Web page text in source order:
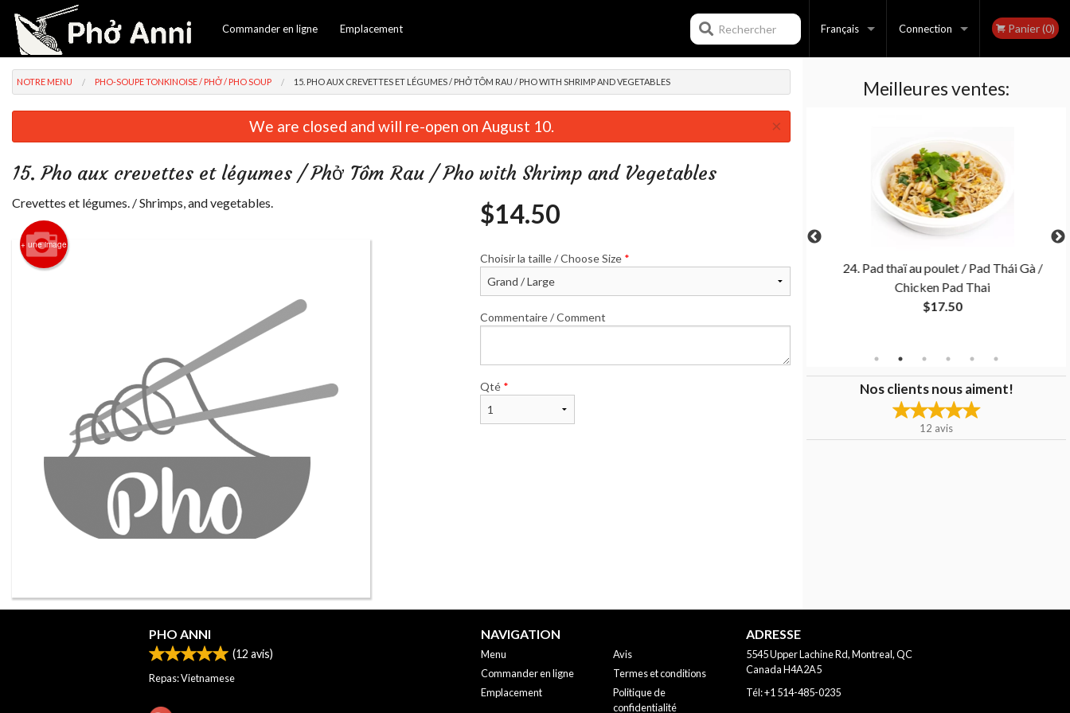
Commander en ligne Emplacement Français Connection
Inscription
Panier (0)
Rechercher
Meilleures ventes:
1. Rouleau impérial / Cha Gio / Imperial Roll
10. Pho Anni
24. Pad thaï au poulet / Pad Thái Gà /
Chicken Pad Thai
$17.50
Nos clients nous aiment!
12 avis
NOTRE MENU PHO-SOUPE TONKINOISE / PHỞ / PHO SOUP 15. PHO AUX CREVETTES ET LÉGUMES / PHỞ TÔM RAU / PHO WITH SHRIMP AND VEGETABLES
We are closed and will re-open on August 10. ×
15. Pho aux crevettes et légumes / Phở Tôm Rau / Pho with Shrimp and Vegetables
Crevettes et légumes. / Shrimps, and vegetables.
+ une image
$14.50
Choisir la taille / Choose Size *
Commentaire / Comment
Qté *
PHO ANNI
(12 avis)
Repas: Vietnamese
NAVIGATION
Menu
Commander en ligne
Emplacement
Avis
Termes et conditions
Politique de
confidentialité
ADRESSE
5545 Upper Lachine Rd, Montreal, QC
CanadaH4A2A5
Tél:+1 514-485-0235